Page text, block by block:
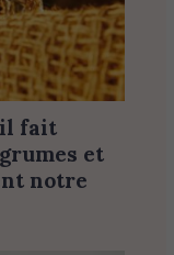
il fait
et
notre